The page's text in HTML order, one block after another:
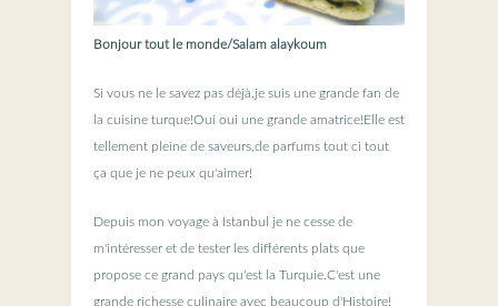
Bonjour tout le monde/Salam alaykoum
Si vous ne le savez pas déjà,je suis une grande fan de
la cuisine turque!Oui oui une grande amatrice!Elle est
tellement pleine de saveurs,de parfums tout ci tout
ça que je ne peux qu'aimer!
Depuis mon voyage à Istanbul je ne cesse de
m'intéresser et de tester les différents plats que
propose ce grand pays qu'est la Turquie.C'est une
grande richesse culinaire avec beaucoup d'Histoire!